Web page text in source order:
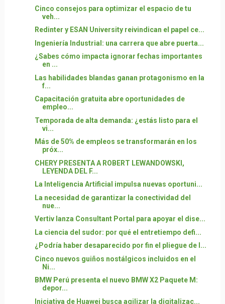
Cinco consejos para optimizar el espacio de tu
veh...
Redinter y ESAN University reivindican el papel ce...
Ingeniería Industrial: una carrera que abre puerta...
¿Sabes cómo impacta ignorar fechas importantes
en ...
Las habilidades blandas ganan protagonismo en la
f...
Capacitación gratuita abre oportunidades de
empleo...
Temporada de alta demanda: ¿estás listo para el
vi...
Más de 50% de empleos se transformarán en los
próx...
CHERY PRESENTA A ROBERT LEWANDOWSKI,
LEYENDA DEL F...
La Inteligencia Artificial impulsa nuevas oportuni...
La necesidad de garantizar la conectividad del
nue...
Vertiv lanza Consultant Portal para apoyar el dise...
La ciencia del sudor: por qué el entretiempo defi...
¿Podría haber desaparecido por fin el pliegue de l...
Cinco nuevos guiños nostálgicos incluidos en el
Ni...
BMW Perú presenta el nuevo BMW X2 Paquete M:
depor...
Iniciativa de Huawei busca agilizar la digitalizac...